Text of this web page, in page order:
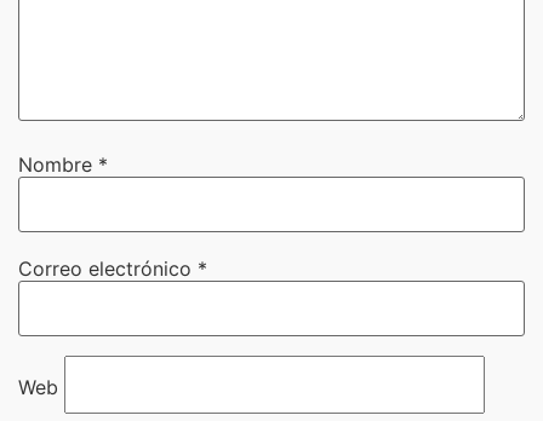
Nombre *
Correo electrónico *
Web